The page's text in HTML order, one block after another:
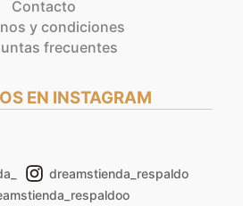
Contacto
y condiciones
frecuentes
EN INSTAGRAM
dreamstienda_respaldo